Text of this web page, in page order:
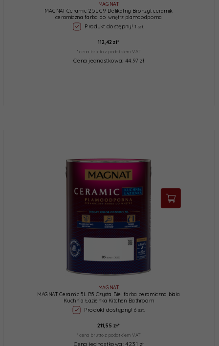
MAGNAT
MAGNAT Ceramic 2,5L C9 Delikatny Bronzyt ceramik
ceramiczna farba do wnętrz plamoodporna
Produkt dostępny! 1 szt.
112,42 zł*
* cena brutto z podatkiem VAT
Cena jednostkowa: 44.97 zł
MAGNAT
MAGNAT Ceramic 5L B5 Czysta Biel farba ceramiczna biała
Kuchnia Łazienka Kitchen Bathroom
Produkt dostępny! 6 szt.
211,55 zł*
* cena brutto z podatkiem VAT
Cena jednostkowa: 42.31 zł